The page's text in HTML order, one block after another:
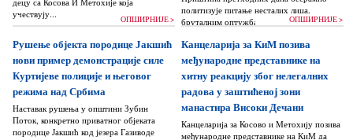
учествују...
ОПШИРНИЈЕ >
политизује питање несталих лица,
бруталним оптужбама на рачун Београда
жигоше...
ОПШИРНИЈЕ >
Рушење објекта породице Јакшић
нови пример демонстрације силе
Куртијеве полиције и његовог
режима над Србима
Наставак рушења у општини Зубин
Поток, конкретно приватног објеката
породице Јакшић код језера Газиводе
Канцеларија за КиМ позива
међународне представнике на
хитну реакцију због нелегалних
радова у заштићеној зони
манастира Високи Дечани
Канцеларија за Косово и Метохију позива
међународне представнике на КиМ да